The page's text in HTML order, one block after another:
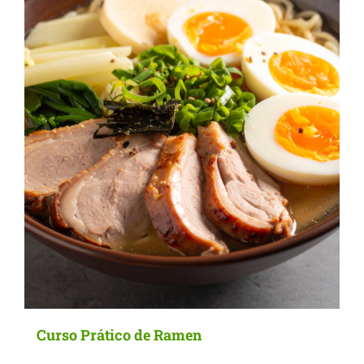
options
may
be
chosen
on
the
product
page
Curso Prático de Ramen